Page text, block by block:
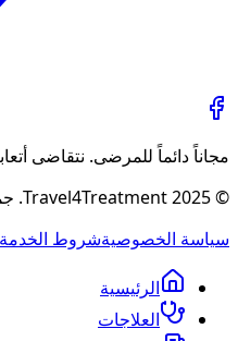
مجاناً دائماً للمرضى. نتقاضى
© 2025 Travel4Treatment. جميع الحقوق محفوظة.
سياسة الخصوصيةشروط الخدمة
الرئيسية
العلاجات